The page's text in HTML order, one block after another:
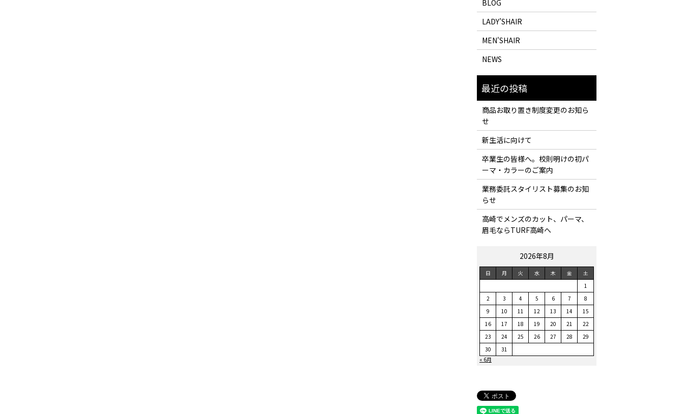
BLOG
LADY’SHAIR
MEN'SHAIR
NEWS
商品お取り置き制度変更のお知ら
せ
新生活に向けて
卒業生の皆様へ。校則明けの初パ
ーマ・カラーのご案内
業務委託スタイリスト募集のお知
らせ
高崎でメンズのカット、パーマ、
眉毛ならTURF高崎へ
2026年8月
日 月 火 水 木 金
土
1
2
3 4 5 6 7
8
9
10 11 12 13 14
15
16
17 18 19 20 21
22
23
24 25 26 27 28
29
30
31
« 6月